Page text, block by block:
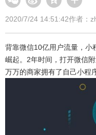
作者：
2020/7/24 14:51:42
背靠微信10亿用户流量，小
崛起。2年时间，打开微信
万万的商家拥有了自己小程